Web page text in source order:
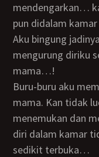
mendengarkan…
pun didalam
Aku bingung jadinya, ternyata aku sendirian…
mengurung diriku
mama…!
Buru-buru aku membuka kembali pintu kamar tidur
mama. Kan tidak
menemukan dan
diri dalam kamar
sedikit terbuka…